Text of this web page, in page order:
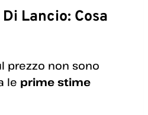
Lancio: Cosa
prezzo non sono
le prime stime